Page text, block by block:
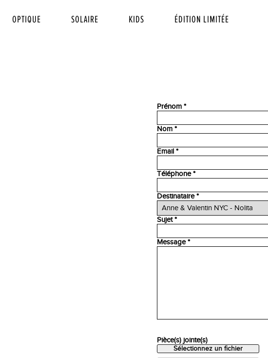
OPTIQUE SOLAIRE KIDS ÉDITION LIMITÉE
Prénom *
Nom *
Email *
Téléphone *
Destinataire *
Sujet *
Message *
Pièce(s) jointe(s)
Sélectionnez un fichier